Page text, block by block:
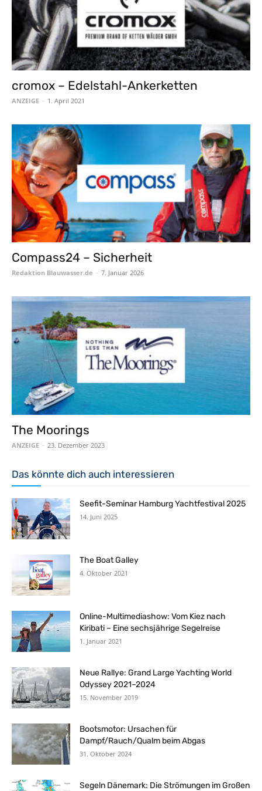
cromox – Edelstahl-Ankerketten
ANZEIGE - 1. April 2021
Compass24 – Sicherheit
Redaktion Blauwasser.de - 7. Januar 2026
The Moorings
ANZEIGE - 23. Dezember 2023
Das könnte dich auch interessieren
Seefit-Seminar Hamburg Yachtfestival 2025
14. Juni 2025
The Boat Galley
4. Oktober 2021
Online-Multimediashow: Vom Kiez nach
Kiribati – Eine sechsjährige Segelreise
1. Januar 2021
Neue Rallye: Grand Large Yachting World
Odyssey 2021–2024
15. November 2019
Bootsmotor: Ursachen für
Dampf/Rauch/Qualm beim Abgas
31. Oktober 2024
Segeln Dänemark: Die Strömungen im Großen